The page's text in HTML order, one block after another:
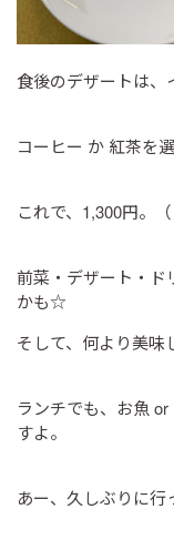
食後のデザートは、
コーヒー か 紅茶を選
これで、1,300円。（
前菜・デザート・ド
かも☆
そして、何より美味
ランチでも、お魚
すよ。
あー、久しぶりに行